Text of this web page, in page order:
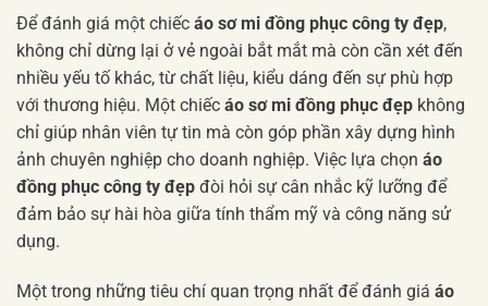
Để đánh giá một chiếc áo sơ mi đồng phục công ty đẹp,
không chỉ dừng lại ở vẻ ngoài bắt mắt mà còn cần xét đến
nhiều yếu tố khác, từ chất liệu, kiểu dáng đến sự phù hợp
với thương hiệu. Một chiếc áo sơ mi đồng phục đẹp không
chỉ giúp nhân viên tự tin mà còn góp phần xây dựng hình
ảnh chuyên nghiệp cho doanh nghiệp. Việc lựa chọn áo
đồng phục công ty đẹp đòi hỏi sự cân nhắc kỹ lưỡng để
đảm bảo sự hài hòa giữa tính thẩm mỹ và công năng sử
dụng.
Một trong những tiêu chí quan trọng nhất để đánh giá áo